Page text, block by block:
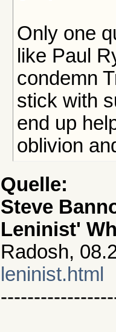
Only one
like Paul
condemn
stick with
end up
oblivion
Quelle:
Steve
Leninist'
Radosh,
leninist.html